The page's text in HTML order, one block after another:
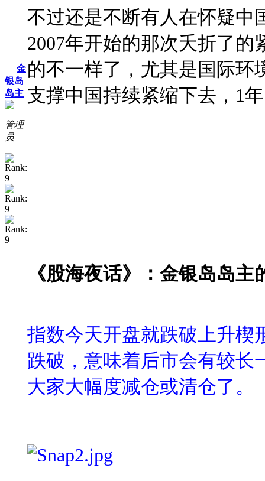
金
银岛
岛主
管理
员
不过还是不断有人在怀疑中
2007年开始的那次夭折了的
的不一样了，尤其是国际环
支撑中国持续紧缩下去， 1
《股海夜话》：金银岛岛主
指数今天开盘就跌破上升楔
跌破，意味着后市会有较长
大家大幅度减仓或清仓了。